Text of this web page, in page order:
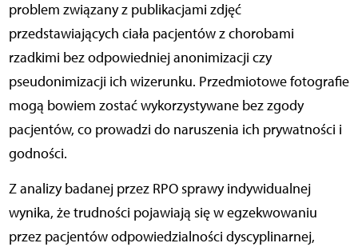
problem związany z publikacjami zdjęć
przedstawiających ciała pacjentów z chorobami
rzadkimi bez odpowiedniej anonimizacji czy
pseudonimizacji ich wizerunku. Przedmiotowe fotografie
mogą bowiem zostać wykorzystywane bez zgody
pacjentów, co prowadzi do naruszenia ich prywatności i
godności.
Z analizy badanej przez RPO sprawy indywidualnej
wynika, że trudności pojawiają się w egzekwowaniu
przez pacjentów odpowiedzialności dyscyplinarnej,